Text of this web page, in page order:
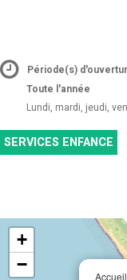
Période(s)
Toute l'année
Lundi, mardi, jeudi,
SERVICES ENFANCE
+
−